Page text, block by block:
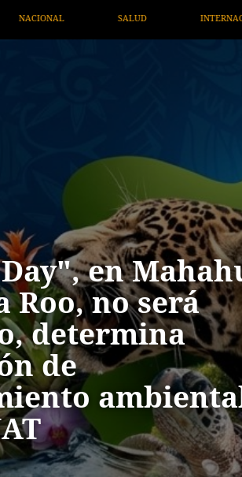
TV MIGRANTE INFORMA
en
Roo, no será
determina
de